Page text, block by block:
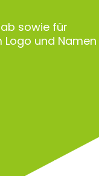
sowie für
und Namen